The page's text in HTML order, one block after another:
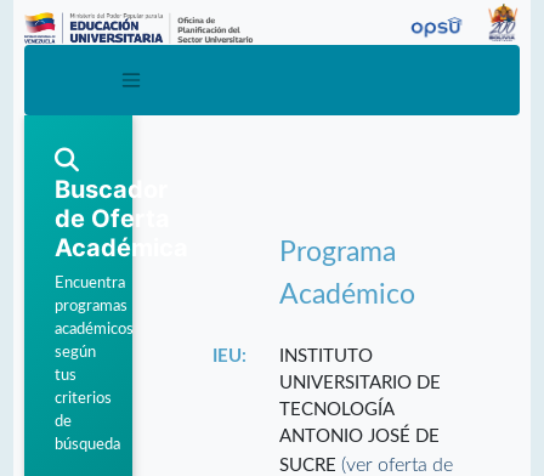
Buscador
de Oferta
Académica
Encuentra
programas
académicos
según
tus
criterios
de
búsqueda
Programa
Académico
IEU:
INSTITUTO
UNIVERSITARIO DE
TECNOLOGÍA
ANTONIO JOSÉ DE
SUCRE(ver oferta de